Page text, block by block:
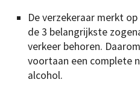
De verzekeraar merkt
de 3 belangrijkste
verkeer behoren.
voortaan een complete
alcohol.